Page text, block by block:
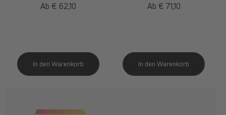
Normaler
Ab € 62,10
Normaler
Ab € 71,10